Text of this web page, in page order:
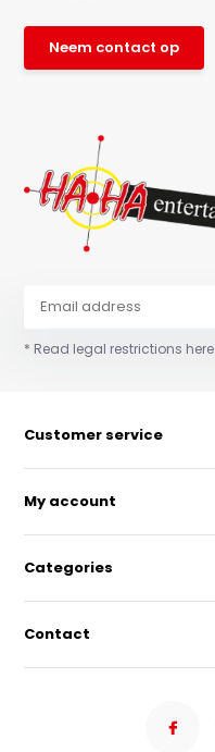
Neem contact op
* Read legal restrictions here
Customer service
My account
Categories
Contact